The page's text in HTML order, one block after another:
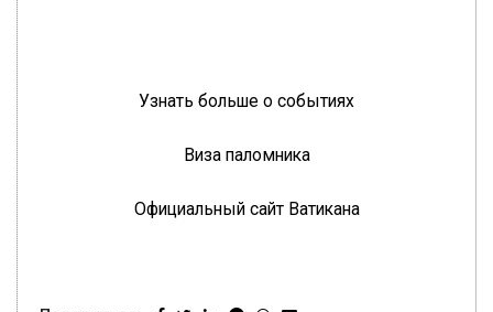
Узнать больше о событиях
Виза паломника
Официальный сайт Ватикана